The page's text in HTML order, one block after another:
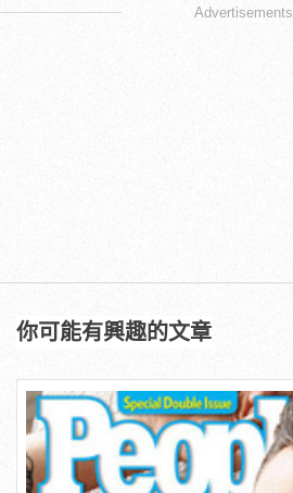
Advertisements
你可能有興趣的文章